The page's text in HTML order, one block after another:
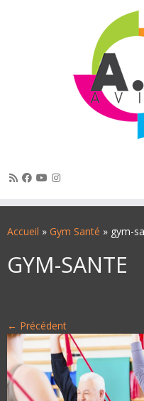
auAccueil » Gym Santé » gym-
GYM-SANTE
← Précédent